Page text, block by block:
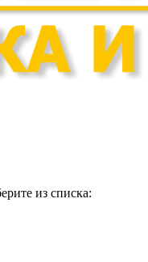
из списка: